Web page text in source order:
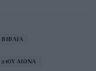
ΒΙΒΛΙΑ
ΑΙΩΝΑ